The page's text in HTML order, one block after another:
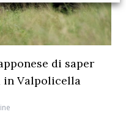
di saper
in Valpolicella